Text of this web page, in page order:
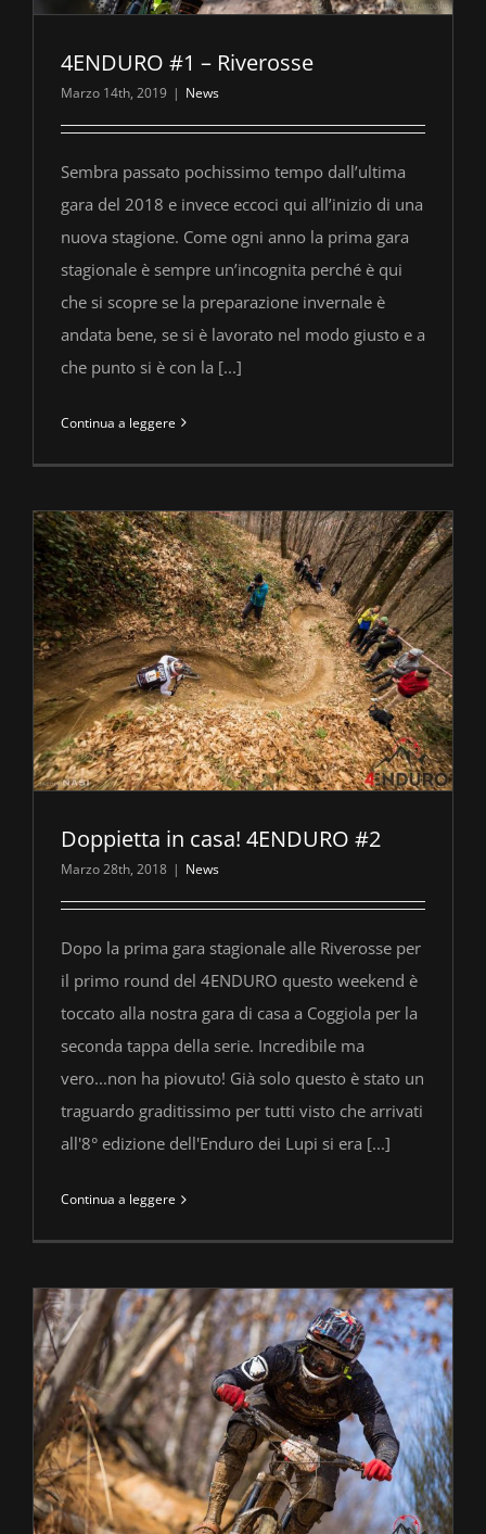
4ENDURO #1 – Riverosse
Marzo 14th, 2019 | News
Sembra passato pochissimo tempo dall’ultima
gara del 2018 e invece eccoci qui all’inizio di una
nuova stagione. Come ogni anno la prima gara
stagionale è sempre un’incognita perché è qui
che si scopre se la preparazione invernale è
andata bene, se si è lavorato nel modo giusto e a
che punto si è con la [...]
Continua a leggere
Doppietta in casa! 4ENDURO #2
Marzo 28th, 2018 | News
Dopo la prima gara stagionale alle Riverosse per
il primo round del 4ENDURO questo weekend è
toccato alla nostra gara di casa a Coggiola per la
seconda tappa della serie. Incredibile ma
vero...non ha piovuto! Già solo questo è stato un
traguardo graditissimo per tutti visto che arrivati
all'8° edizione dell'Enduro dei Lupi si era [...]
Continua a leggere